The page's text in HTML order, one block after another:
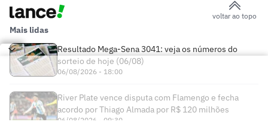
voltar ao topo
Mais lidas
Resultado Mega-Sena 3041: veja os números do
sorteio de hoje (06/08)
06/08/2026 - 18:00
River Plate vence disputa com Flamengo e fecha
acordo por Thiago Almada por R$ 120 milhões
06/08/2026 - 09:30